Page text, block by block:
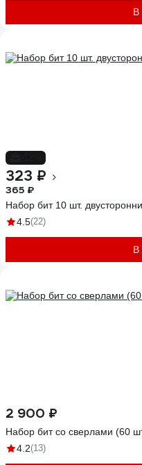
В
323 ₽
365 ₽
Набор бит 10 шт.
4.5(22)
В
2 900 ₽
Набор бит со сверлами (60
4.2(13)